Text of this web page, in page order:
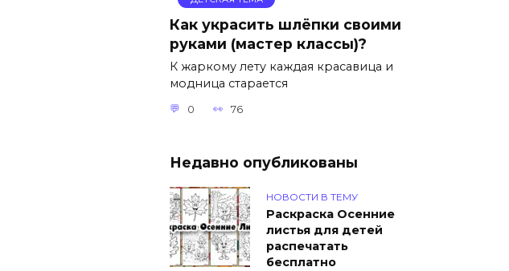
Как украсить шлёпки своими
руками (мастер классы)?
К жаркому лету каждая красавица и
модница старается
0 76
Недавно опубликованы
НОВОСТИ В ТЕМУ
Раскраска Осенние
листья для детей
распечатать
бесплатно